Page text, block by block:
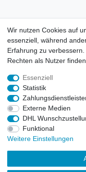
© Copyright 2026 | Alle
Handelsgesellschaft mbH.
Alle Markennamen,
und Beschreibungen
Eigentümer und dienen
Preise nur für registrierte
€
LEGO, das LEGO Logo,
CHIMA, NINJAGO,
Wir nutzen Cookies auf
essenziell, während
Erfahrung zu
Rechten als Nutzer
Essenziell
Statistik
Externe Medien
DHL
Funktional
Weitere Einstellungen